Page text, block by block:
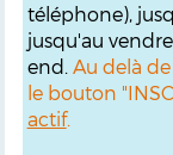
téléphone),
jusqu'au
end. Au delà
le bouton
actif.